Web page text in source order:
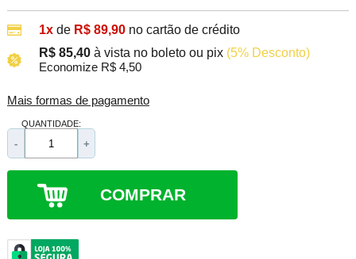
1xde R$ 89,90 no cartão de crédito
R$ 85,40 à vista no boleto ou pix (5% Desconto)
Economize R$ 4,50
Mais formas de pagamento
QUANTIDADE:
- +
COMPRAR